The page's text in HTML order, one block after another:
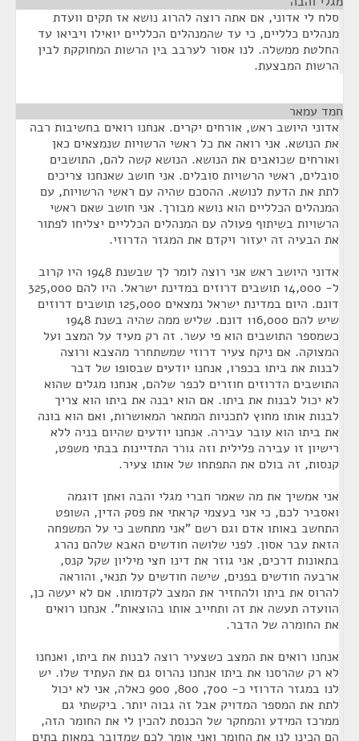
סלח לי אדוני, אם אתה רוצה להרוג נושא אז תקים וועדת
מנהלים כלליים, כי עד שהמנהלים הכלליים יואילו ויביאו עד
החלטת ממשלה. לנו אסור לערבב בין הרשות המחוקקת לבין
הרשות המבצעת.
חמד עמאר
אדוני היושב ראש, אורחים יקרים. אנחנו רואים בחשיבות רבה
את הנושא. אני רואה את כל ראשי הרשויות שנמצאים כאן
ואורחים שכואבים את הנושא. הנושא קשה להם, התושבים
סובלים, ראשי הרשויות סובלים. אני חושב שאנחנו צריכים
לתת את הדעת לנושא. ההסכם שהיה עם ראשי הרשויות, עם
המנהלים הכלליים הוא נושא מבורך. אני חושב שאם ראשי
הרשויות בשיתוף פעולה עם המנהלים הכלליים יצליחו לפתור
את הבעיה זה יעזור ויקדם את המגזר הדרוזי.
אדוני היושב ראש אני רוצה לומר לך שבשנת 1948 היו קרוב
ל- 14,000 תושבים דרוזים במדינת ישראל. היו להם 325,000
דונם. היום במדינת ישראל נמצאים 125,000 תושבים דרוזים
שיש להם 116,000 דונם. שליש ממה שהיה בשנת 1948
כשמספר התושבים הוא פי עשר. זה רק מעיד על המצב ועל
המצוקה. אם ניקח צעיר דרוזי שמשתחרר מהצבא ורוצה
לבנות את ביתו בכפרו, אנחנו יודעים שבסופו של דבר
התושבים הדרוזים חוזרים לכפר שלהם, אנחנו מגלים שהוא
לא יכול לבנות את ביתו. אם הוא יבנה את ביתו הוא צריך
לבנות אותו מחוץ לתכניות המתאר המאושרות, ואם הוא בונה
את ביתו הוא עובר עבירה. אנחנו יודעים שהיום בניה ללא
רישיון זו עבירה פלילית וזה גורר התדיינות בבתי משפט,
קנסות, זה בולם את התפתחו של אותו צעיר.
אני אמשיך את מה שאמר חברי מגלי והבה ואתן דוגמה
ואסביר לכם, כי אני בעצמי קראתי את פסק הדין, השופט
התחשב באותו אדם וגם רשם "אני מתחשב כי על המשפחה
הזאת עבר אסון. לפני שלושה חודשים האבא שלהם נהרג
בתאונות דרכים, אני גוזר את דינו חצי מיליון שקל קנס,
ארבעה חודשים בפנים, שישה חודשים על תנאי, והוראה
להרוס את ביתו ולהחזיר את המצב לקדמותו. אם לא יעשה כן,
הוועדה תעשה את זה ותחייב אותו בהוצאות". אנחנו רואים
את החומרה של הדבר.
אנחנו רואים את המצב כשצעיר רוצה לבנות את ביתו, ואנחנו
לא רק שהרסנו את ביתו אנחנו נהרוס גם את העתיד שלו. יש
לנו במגזר הדרוזי כ- 700, 800, 900 כאלה, אני לא יכול
לתת את המספר המדויק אבל זה גבוה יותר. ביקשתי גם
ממרכז המידע והמחקר של הכנסת להכין לי את החומר הזה,
הם הכינו לנו את החומר ואני אומר לכם שמדובר במאות בתים